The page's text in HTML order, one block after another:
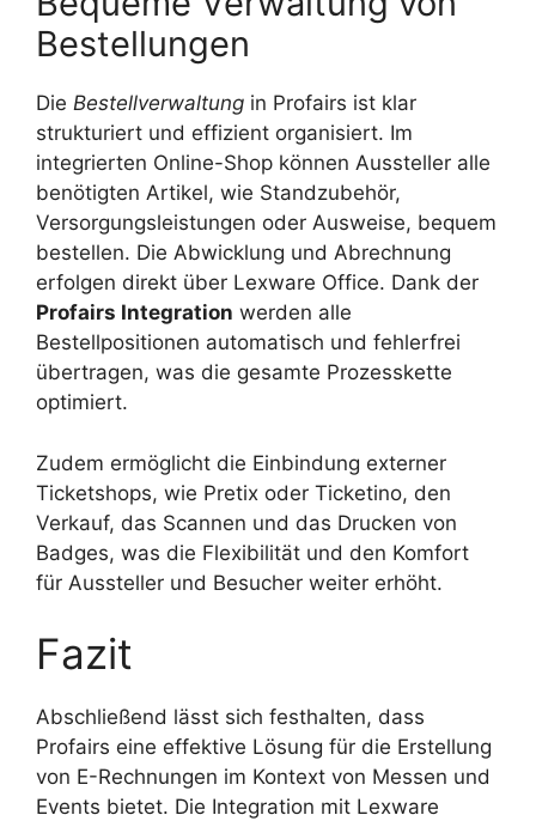
Bestellungen
Die Bestellverwaltung in Profairs ist klar
strukturiert und effizient organisiert. Im
integrierten Online-Shop können Aussteller alle
benötigten Artikel, wie Standzubehör,
Versorgungsleistungen oder Ausweise, bequem
bestellen. Die Abwicklung und Abrechnung
erfolgen direkt über Lexware Office. Dank der
Profairs Integration werden alle
Bestellpositionen automatisch und fehlerfrei
übertragen, was die gesamte Prozesskette
optimiert.
Zudem ermöglicht die Einbindung externer
Ticketshops, wie Pretix oder Ticketino, den
Verkauf, das Scannen und das Drucken von
Badges, was die Flexibilität und den Komfort
für Aussteller und Besucher weiter erhöht.
Fazit
Abschließend lässt sich festhalten, dass
Profairs eine effektive Lösung für die Erstellung
von E-Rechnungen im Kontext von Messen und
Events bietet. Die Integration mit Lexware